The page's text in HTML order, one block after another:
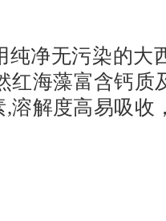
纯净无污染的大
红海藻富含钙质
溶解度高易吸收